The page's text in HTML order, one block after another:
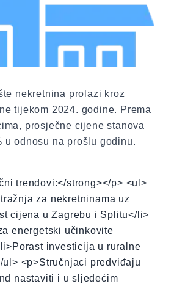
nekretnina prolazi kroz
tijekom 2024. godine. Prema
prosječne cijene stanova
u odnosu na prošlu godinu.
trendovi:</strong></p> <ul>
za nekretninama uz
cijena u Zagrebu i Splitu</li>
energetski učinkovite
investicija u ruralne
ul> <p>Stručnjaci predviđaju
nastaviti i u sljedećim